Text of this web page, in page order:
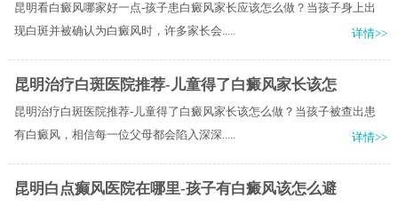
昆明看白癜风哪家好一点-孩子患白癜风家长应该怎么做？当孩子身上出
现白斑并被确认为白癜风时，许多家长会.....
详情>>
昆明治疗白斑医院推荐-儿童得了白癜风家长该怎
昆明治疗白斑医院推荐-儿童得了白癜风家长该怎么做？当孩子被查出患
有白癜风，相信每一位父母都会陷入深深.....
详情>>
昆明白点癫风医院在哪里-孩子有白癜风该怎么避